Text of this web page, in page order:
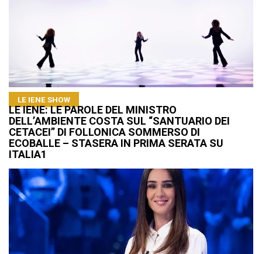
LE IENE SHOW
LE IENE: LE PAROLE DEL MINISTRO
DELL’AMBIENTE COSTA SUL “SANTUARIO DEI
CETACEI” DI FOLLONICA SOMMERSO DI
ECOBALLE – STASERA IN PRIMA SERATA SU
ITALIA1